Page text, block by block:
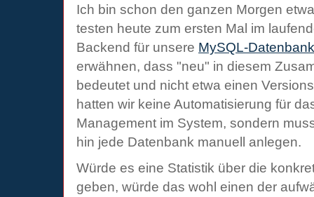
Ich bin schon den ganzen Morgen
testen heute zum ersten Mal im
Backend für unsere MySQL-
erwähnen, dass "neu" in diesem
bedeutet und nicht etwa einen
hatten wir keine Automatisierung für
Management im System, sondern
hin jede Datenbank manuell anlegen.
Würde es eine Statistik über die
geben, würde das wohl einen der